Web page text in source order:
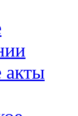
акты